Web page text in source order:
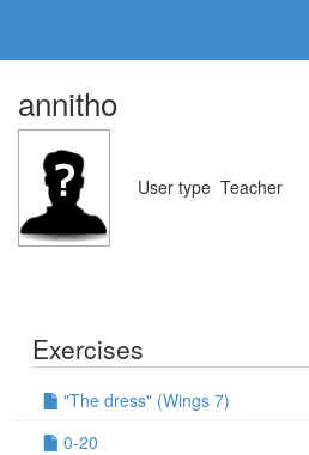
annitho
User type Teacher
Exercises
"The dress" (Wings 7)
0-20